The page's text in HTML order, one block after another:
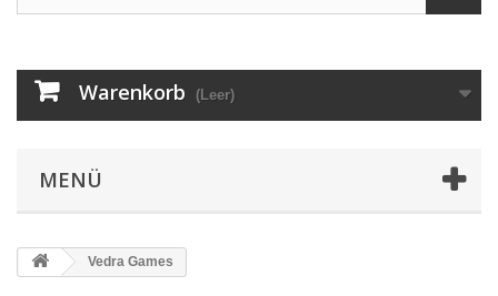
Warenkorb (Leer)
MENÜ
Vedra Games